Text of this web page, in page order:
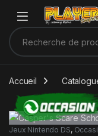
Sauter à la navigation
Skip to content
Recherche pour :
Accueil
Jeux Nintendo DS,